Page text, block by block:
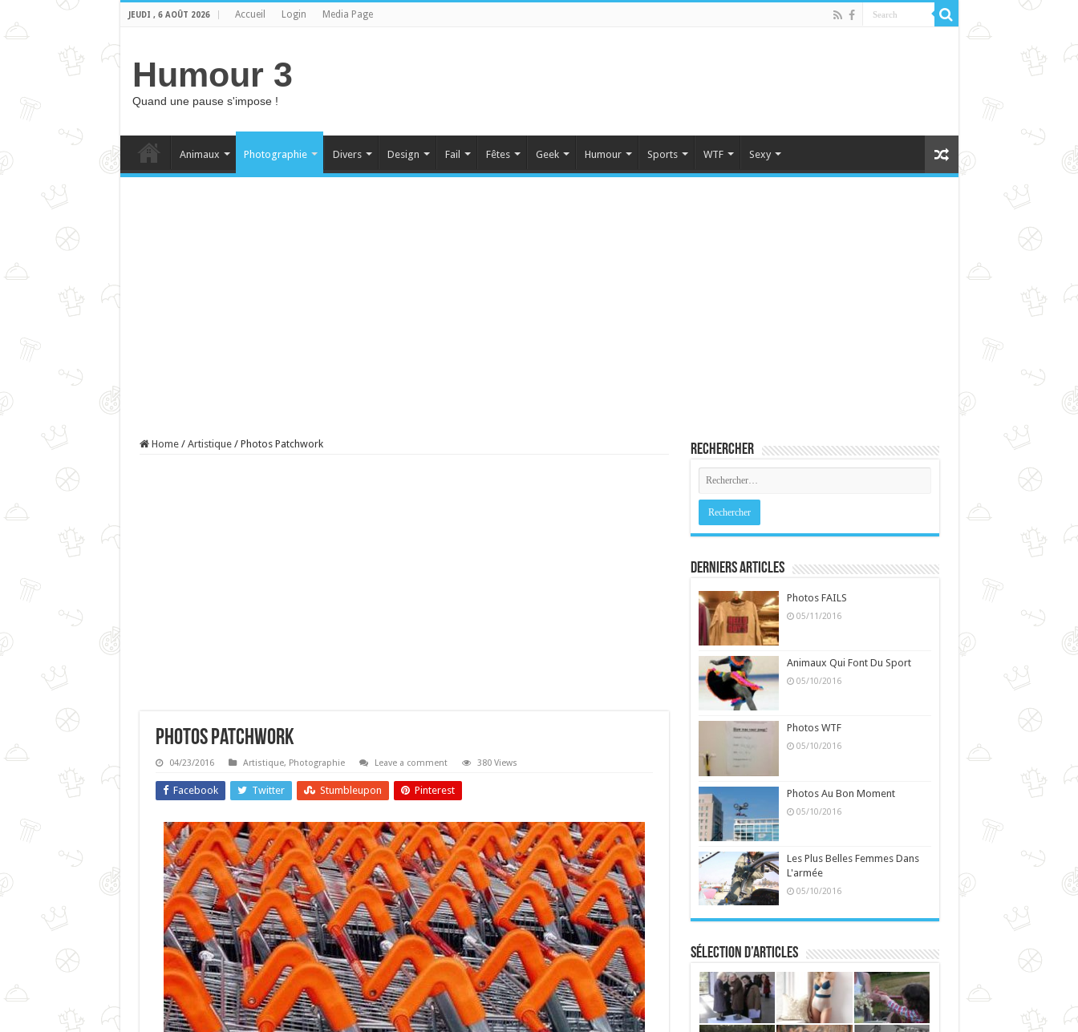
JEUDI , 6 AOÛT 2026 Accueil Login Media Page
Humour 3
Quand une pause s'impose !
Animaux Photographie Divers Design Fail Fêtes Geek Humour Sports WTF Sexy
Home / Artistique / Photos Patchwork
Photos Patchwork
04/23/2016 Artistique, Photographie Leave a comment 380 Views
Facebook Twitter Stumbleupon Pinterest
Rechercher
Derniers Articles
Photos FAILS
05/11/2016
Animaux Qui Font Du Sport
05/10/2016
Photos WTF
05/10/2016
Photos Au Bon Moment
05/10/2016
Les Plus Belles Femmes Dans
L'armée
05/10/2016
Sélection d’articles